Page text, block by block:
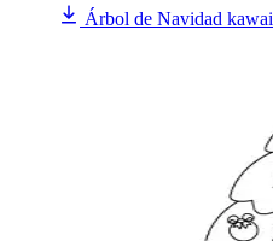
Árbol de Navidad